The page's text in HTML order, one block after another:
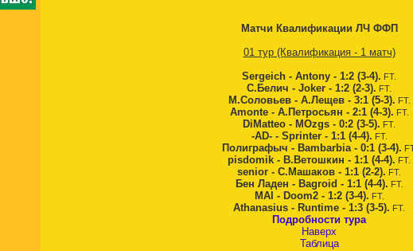
Матчи Квалификации ЛЧ ФФП
01 тур (Квалификация - 1 матч)
Sergeich - Antony - 1:2 (3-4). FT.
С.Белич - Joker - 1:2 (2-3). FT.
М.Соловьев - А.Лещев - 3:1 (5-3). FT.
Amonte - А.Петросьян - 2:1 (4-3). FT.
DiMatteo - MOzgs - 0:2 (3-5). FT.
-AD- - Sprinter - 1:1 (4-4). FT.
Полиграфыч - Bambarbia - 0:1 (3-4).
pisdomik - В.Ветошкин - 1:1 (4-4). FT.
senior - С.Машаков - 1:1 (2-2). FT.
Бен Ладен - Bagroid - 1:1 (4-4). FT.
MAI - Doom2 - 1:2 (3-4). FT.
Athanasius - Runtime - 1:3 (3-5). FT.
Подробности тура
Наверх
Таблица